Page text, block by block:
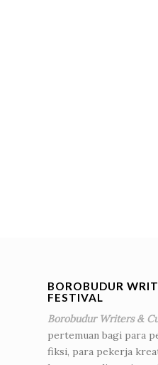
BOROBUDUR
FESTIVAL
Borobudur Writers &
pertemuan bagi para
fiksi, para pekerja